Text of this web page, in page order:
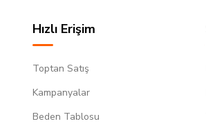
Hızlı Erişim
Toptan Satış
Kampanyalar
Beden Tablosu